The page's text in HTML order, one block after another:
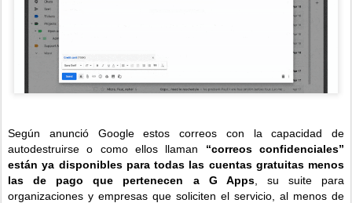
Según anunció Google estos correos con la capacidad de
autodestruirse o como ellos llaman “correos confidenciales”
están ya disponibles para todas las cuentas gratuitas menos
las de pago que pertenecen a G Apps, su suite para
organizaciones y empresas que soliciten el servicio, al menos de